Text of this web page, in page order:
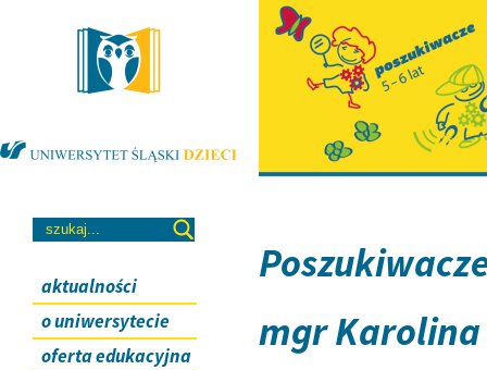
aktualności
o uniwersytecie
oferta edukacyjna
mgr Karolina